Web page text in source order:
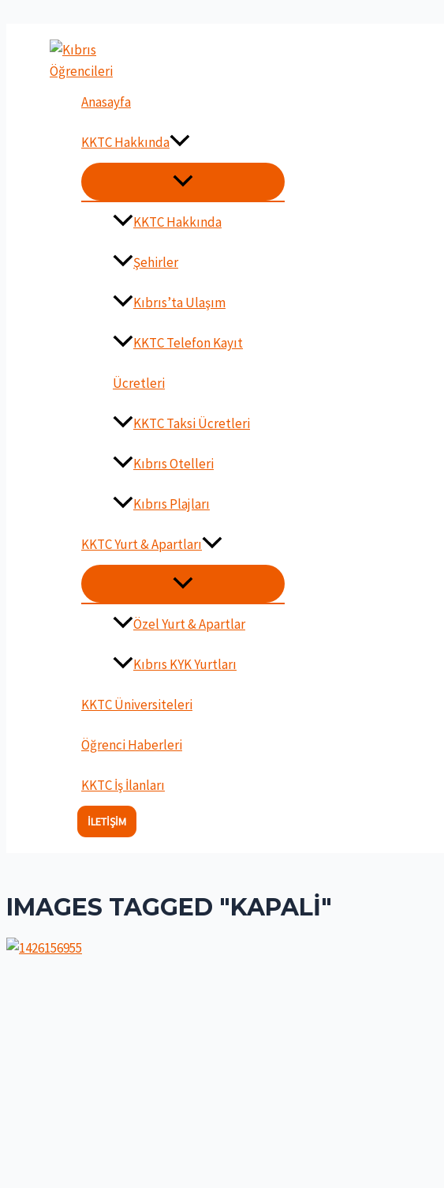
Anasayfa
KKTC Hakkında
MENU
DÜĞMESI
KKTC Hakkında
Şehirler
Kıbrıs’ta Ulaşım
KKTC Telefon Kayıt
Ücretleri
KKTC Taksi Ücretleri
Kıbrıs Otelleri
Kıbrıs Plajları
KKTC Yurt & Apartları
MENU
DÜĞMESI
Özel Yurt & Apartlar
Kıbrıs KYK Yurtları
KKTC Üniversiteleri
Öğrenci Haberleri
KKTC İş İlanları
İLETIŞIM
IMAGES TAGGED "KAPALI"